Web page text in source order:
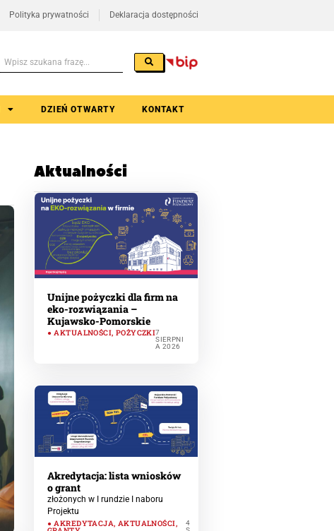
Polityka prywatności Deklaracja dostępności
DZIEŃ OTWARTY KONTAKT
Aktualności
Unijne pożyczki dla firm na
eko-rozwiązania –
Kujawsko-Pomorskie
AKTUALNOŚCI, POŻYCZKI7
SIERPNI
A 2026
Akredytacja: lista wniosków
o grant
złożonych w I rundzie I naboru
Projektu
AKREDYTACJA, AKTUALNOŚCI,
4